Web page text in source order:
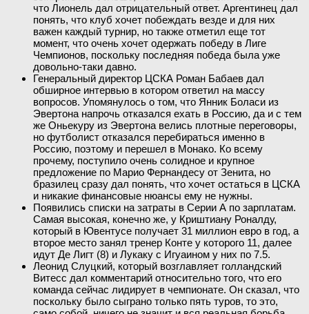
что Лионель дал отрицательный ответ. Аргентинец дал
понять, что клуб хочет побеждать везде и для них
важен каждый турнир, но также отметил еще тот
момент, что очень хочет одержать победу в Лиге
Чемпионов, поскольку последняя победа была уже
довольно-таки давно.
Генеральный директор ЦСКА Роман Бабаев дал
обширное интервью в котором ответил на массу
вопросов. Упомянулось о том, что Янник Боласи из
Эвертона напрочь отказался ехать в Россию, да и с тем
же Оньекуру из Эвертона велись плотные переговоры,
но футболист отказался перебираться именно в
Россию, поэтому и перешел в Монако. Ко всему
прочему, поступило очень солидное и крупное
предложение по Марио Фернандесу от Зенита, но
бразилец сразу дал понять, что хочет остаться в ЦСКА
и никакие финансовые нюансы ему не нужны.
Появились списки на затраты в Серии А по зарплатам.
Самая высокая, конечно же, у Криштиану Роналду,
который в Ювентусе получает 31 миллион евро в год, а
второе место занял тренер Конте у которого 11, далее
идут Де Лигт (8) и Лукаку с Игуаином у них по 7.5.
Леонид Слуцкий, который возглавляет голландский
Витесс дал комментарий относительно того, что его
команда сейчас лидирует в чемпионате. Он сказал, что
поскольку было сыграно только пять туров, то это,